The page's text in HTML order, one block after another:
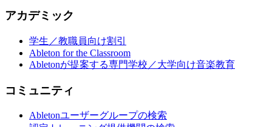
アカデミック
学生／教職員向け割引
Ableton for the Classroom
Abletonが提案する専門学校／大学向け音楽教育
コミュニティ
Abletonユーザーグループの検索